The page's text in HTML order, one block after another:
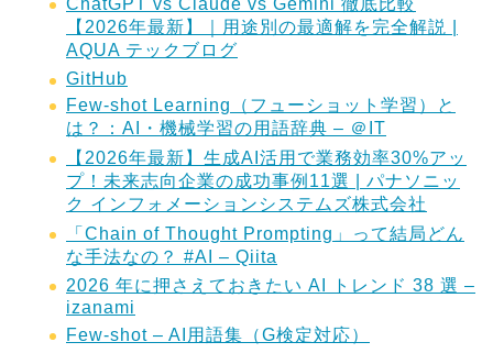
ChatGPT vs Claude vs Gemini 徹底比較
【2026年最新】｜用途別の最適解を完全解説 |
AQUA テックブログ
GitHub
Few-shot Learning（フューショット学習）と
は？：AI・機械学習の用語辞典 – ＠IT
【2026年最新】生成AI活用で業務効率30%アッ
プ！未来志向企業の成功事例11選 | パナソニッ
ク インフォメーションシステムズ株式会社
「Chain of Thought Prompting」って結局どん
な手法なの？ #AI – Qiita
2026 年に押さえておきたい AI トレンド 38 選 –
izanami
Few-shot – AI用語集（G検定対応）